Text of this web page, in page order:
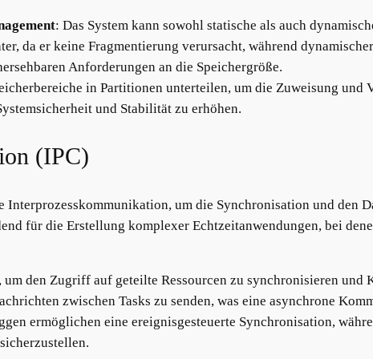
: Das System kann sowohl statische als auch
da er keine Fragmentierung verursacht, während
Anforderungen an die Speichergröße.
in Partitionen unterteilen, um die Zuweisung und
und Stabilität zu erhöhen.
(IPC)
um die Synchronisation und den
für die Erstellung komplexer Echtzeitanwendungen, bei
den Zugriff auf geteilte Ressourcen zu synchronisieren und
zwischen Tasks zu senden, was eine asynchrone
ermöglichen eine ereignisgesteuerte Synchronisation,